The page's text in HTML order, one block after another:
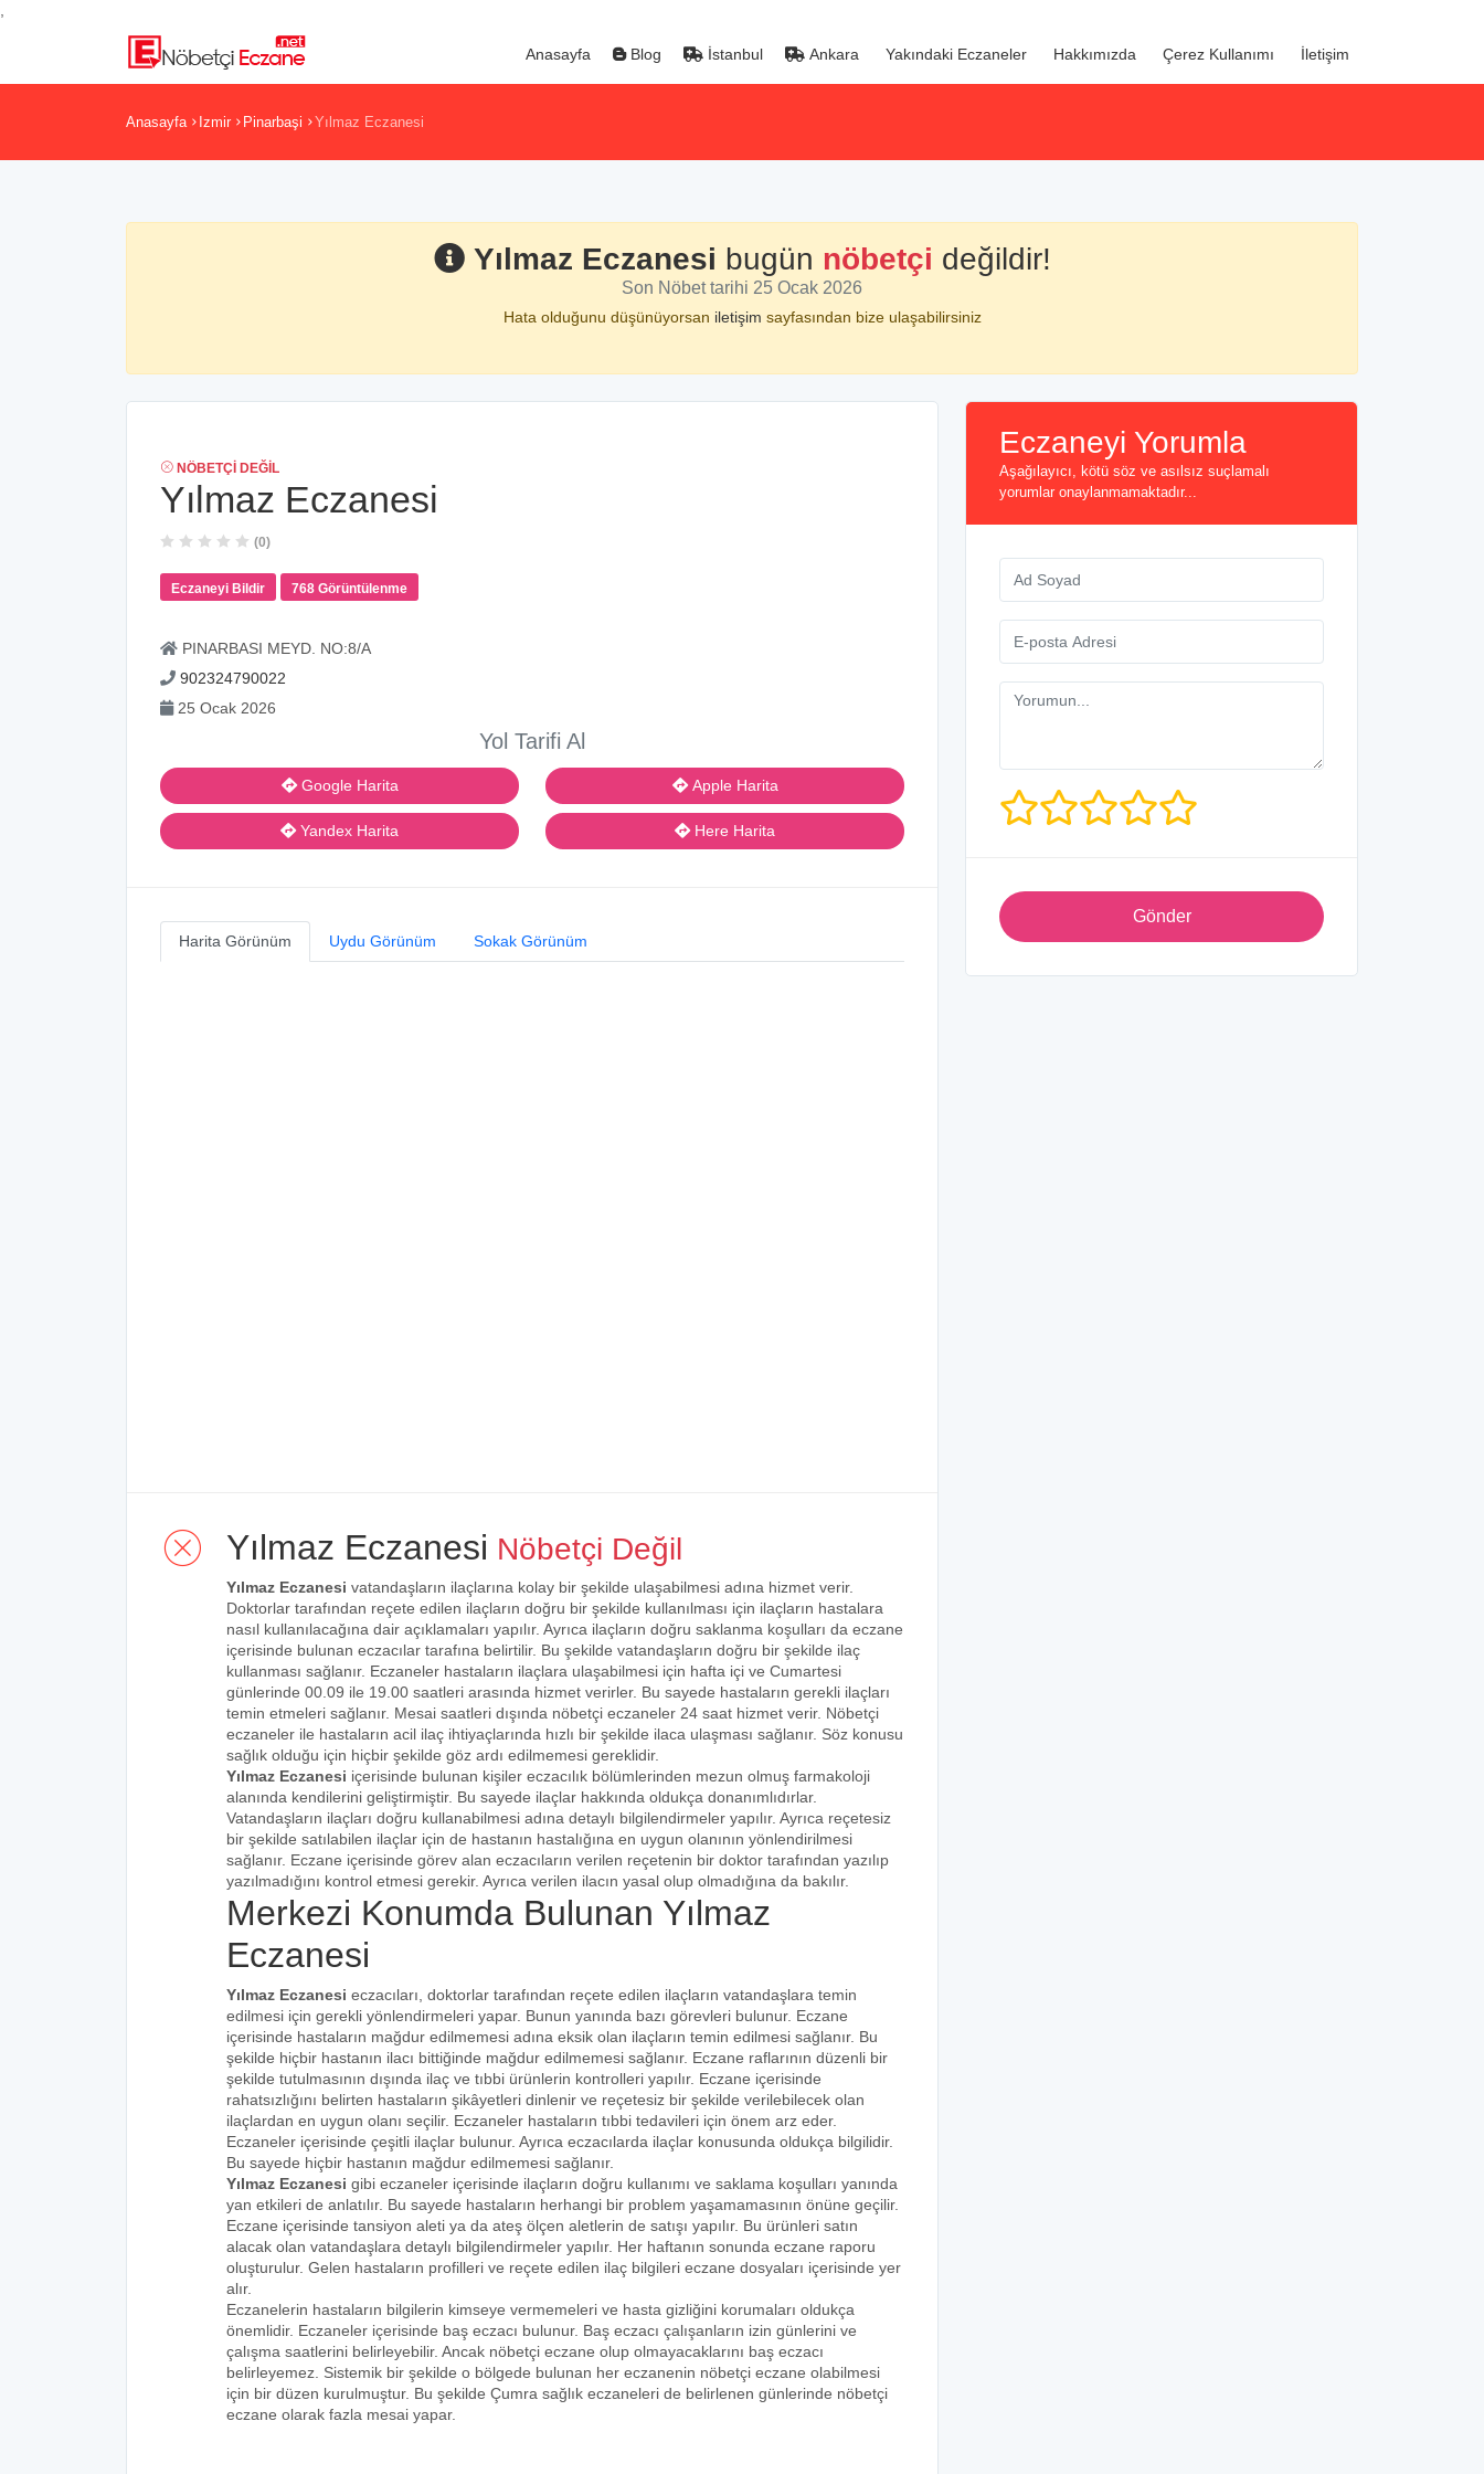
Anasayfa Blog İstanbul Ankara Yakındaki Eczaneler Hakkımızda Çerez Kullanımı İletişim
Anasayfa Izmir Pinarbaşi Yılmaz Eczanesi
Yılmaz Eczanesi bugün nöbetçi değildir!
Son Nöbet tarihi 25 Ocak 2026
Hata olduğunu düşünüyorsan iletişim sayfasından bize ulaşabilirsiniz
NÖBETÇI DEĞIL
Yılmaz Eczanesi
(0)
Eczaneyi Bildir 768 Görüntülenme
PINARBASI MEYD. NO:8/A
902324790022
25 Ocak 2026
Yol Tarifi Al
Google Harita
Yandex Harita
Apple Harita
Here Harita
Harita Görünüm Uydu Görünüm Sokak Görünüm
Yılmaz Eczanesi Nöbetçi Değil
Yılmaz Eczanesi vatandaşların ilaçlarına kolay bir şekilde ulaşabilmesi adına hizmet verir.
Doktorlar tarafından reçete edilen ilaçların doğru bir şekilde kullanılması için ilaçların hastalara
nasıl kullanılacağına dair açıklamaları yapılır. Ayrıca ilaçların doğru saklanma koşulları da eczane
içerisinde bulunan eczacılar tarafına belirtilir. Bu şekilde vatandaşların doğru bir şekilde ilaç
kullanması sağlanır. Eczaneler hastaların ilaçlara ulaşabilmesi için hafta içi ve Cumartesi
günlerinde 00.09 ile 19.00 saatleri arasında hizmet verirler. Bu sayede hastaların gerekli ilaçları
temin etmeleri sağlanır. Mesai saatleri dışında nöbetçi eczaneler 24 saat hizmet verir. Nöbetçi
eczaneler ile hastaların acil ilaç ihtiyaçlarında hızlı bir şekilde ilaca ulaşması sağlanır. Söz konusu
sağlık olduğu için hiçbir şekilde göz ardı edilmemesi gereklidir.
Yılmaz Eczanesi içerisinde bulunan kişiler eczacılık bölümlerinden mezun olmuş farmakoloji
alanında kendilerini geliştirmiştir. Bu sayede ilaçlar hakkında oldukça donanımlıdırlar.
Vatandaşların ilaçları doğru kullanabilmesi adına detaylı bilgilendirmeler yapılır. Ayrıca reçetesiz
bir şekilde satılabilen ilaçlar için de hastanın hastalığına en uygun olanının yönlendirilmesi
sağlanır. Eczane içerisinde görev alan eczacıların verilen reçetenin bir doktor tarafından yazılıp
yazılmadığını kontrol etmesi gerekir. Ayrıca verilen ilacın yasal olup olmadığına da bakılır.
Merkezi Konumda Bulunan Yılmaz
Eczanesi
Yılmaz Eczanesi eczacıları, doktorlar tarafından reçete edilen ilaçların vatandaşlara temin
edilmesi için gerekli yönlendirmeleri yapar. Bunun yanında bazı görevleri bulunur. Eczane
içerisinde hastaların mağdur edilmemesi adına eksik olan ilaçların temin edilmesi sağlanır. Bu
şekilde hiçbir hastanın ilacı bittiğinde mağdur edilmemesi sağlanır. Eczane raflarının düzenli bir
şekilde tutulmasının dışında ilaç ve tıbbi ürünlerin kontrolleri yapılır. Eczane içerisinde
rahatsızlığını belirten hastaların şikâyetleri dinlenir ve reçetesiz bir şekilde verilebilecek olan
ilaçlardan en uygun olanı seçilir. Eczaneler hastaların tıbbi tedavileri için önem arz eder.
Eczaneler içerisinde çeşitli ilaçlar bulunur. Ayrıca eczacılarda ilaçlar konusunda oldukça bilgilidir.
Bu sayede hiçbir hastanın mağdur edilmemesi sağlanır.
Yılmaz Eczanesi gibi eczaneler içerisinde ilaçların doğru kullanımı ve saklama koşulları yanında
yan etkileri de anlatılır. Bu sayede hastaların herhangi bir problem yaşamamasının önüne geçilir.
Eczane içerisinde tansiyon aleti ya da ateş ölçen aletlerin de satışı yapılır. Bu ürünleri satın
alacak olan vatandaşlara detaylı bilgilendirmeler yapılır. Her haftanın sonunda eczane raporu
oluşturulur. Gelen hastaların profilleri ve reçete edilen ilaç bilgileri eczane dosyaları içerisinde yer
alır.
Eczanelerin hastaların bilgilerin kimseye vermemeleri ve hasta gizliğini korumaları oldukça
önemlidir. Eczaneler içerisinde baş eczacı bulunur. Baş eczacı çalışanların izin günlerini ve
çalışma saatlerini belirleyebilir. Ancak nöbetçi eczane olup olmayacaklarını baş eczacı
belirleyemez. Sistemik bir şekilde o bölgede bulunan her eczanenin nöbetçi eczane olabilmesi
için bir düzen kurulmuştur. Bu şekilde Çumra sağlık eczaneleri de belirlenen günlerinde nöbetçi
eczane olarak fazla mesai yapar.
Eczaneyi Yorumla
Aşağılayıcı, kötü söz ve asılsız suçlamalı
yorumlar onaylanmamaktadır...
Gönder